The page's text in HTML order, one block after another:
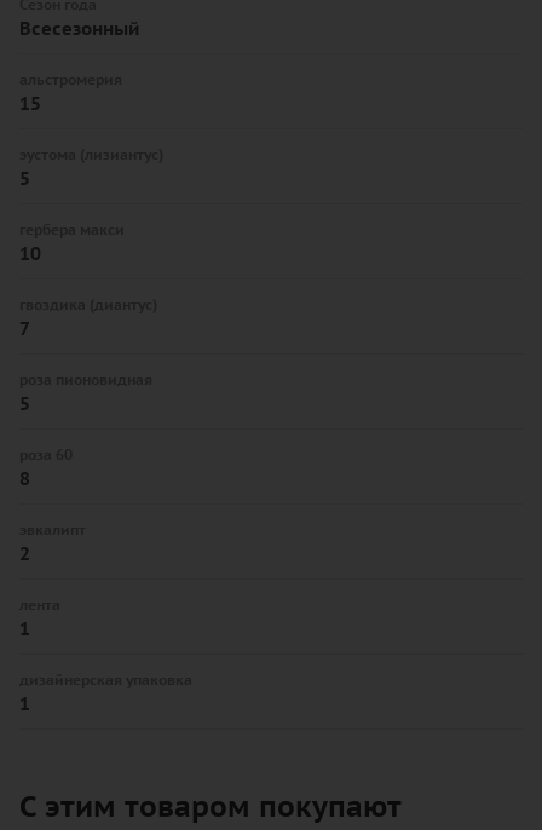
Всесезонный
15
5
10
7
5
8
2
1
1
С этим товаром покупают